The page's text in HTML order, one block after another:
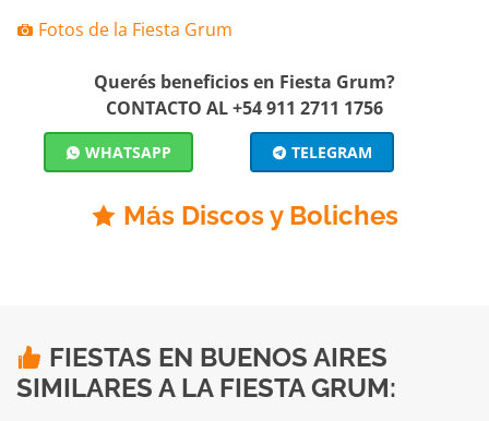
Fotos de la Fiesta Grum
Querés beneficios en Fiesta Grum?
CONTACTO AL +54 911 2711 1756
WHATSAPP TELEGRAM
Más Discos y Boliches
FIESTAS EN BUENOS AIRES
SIMILARES A LA FIESTA GRUM: